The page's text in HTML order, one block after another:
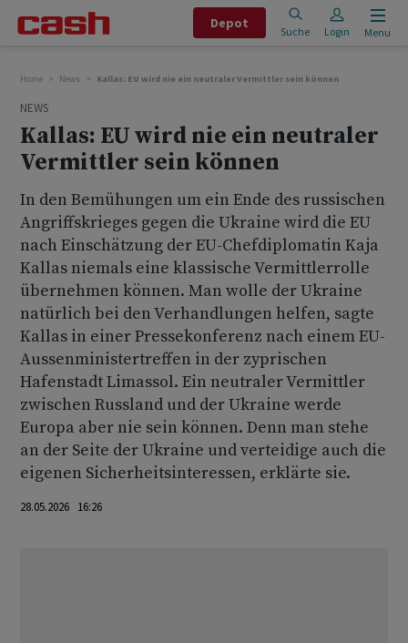
Depot
Suche Login Menu
Home News Kallas: EU wird nie ein neutraler Vermittler sein können
NEWS
Kallas: EU wird nie ein neutraler
Vermittler sein können
In den Bemühungen um ein Ende des russischen
Angriffskrieges gegen die Ukraine wird die EU
nach Einschätzung der EU-Chefdiplomatin Kaja
Kallas niemals eine klassische Vermittlerrolle
übernehmen können. Man wolle der Ukraine
natürlich bei den Verhandlungen helfen, sagte
Kallas in einer Pressekonferenz nach einem EU-
Aussenministertreffen in der zyprischen
Hafenstadt Limassol. Ein neutraler Vermittler
zwischen Russland und der Ukraine werde
Europa aber nie sein können. Denn man stehe
an der Seite der Ukraine und verteidige auch die
eigenen Sicherheitsinteressen, erklärte sie.
28.05.2026 16:26